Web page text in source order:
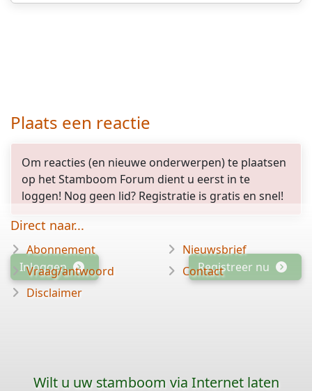
Plaats een reactie
Om reacties (en nieuwe onderwerpen) te plaatsen
op het Stamboom Forum dient u eerst in te
loggen! Nog geen lid? Registratie is gratis en snel!
Inloggen Registreer nu
Direct naar...
Abonnement
Vraag/antwoord
Disclaimer
Nieuwsbrief
Contact
Wilt u uw stamboom via Internet laten